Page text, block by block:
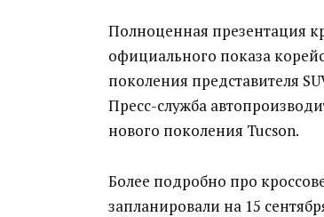
Полноценная презентация
официального показа
поколения представителя
Пресс-служба
нового поколения Tucson.
Более подробно про
запланировали на 15